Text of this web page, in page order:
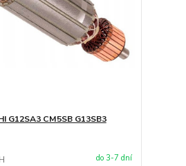
G12SA3 CM5SB G13SB3
do 3-7 dní